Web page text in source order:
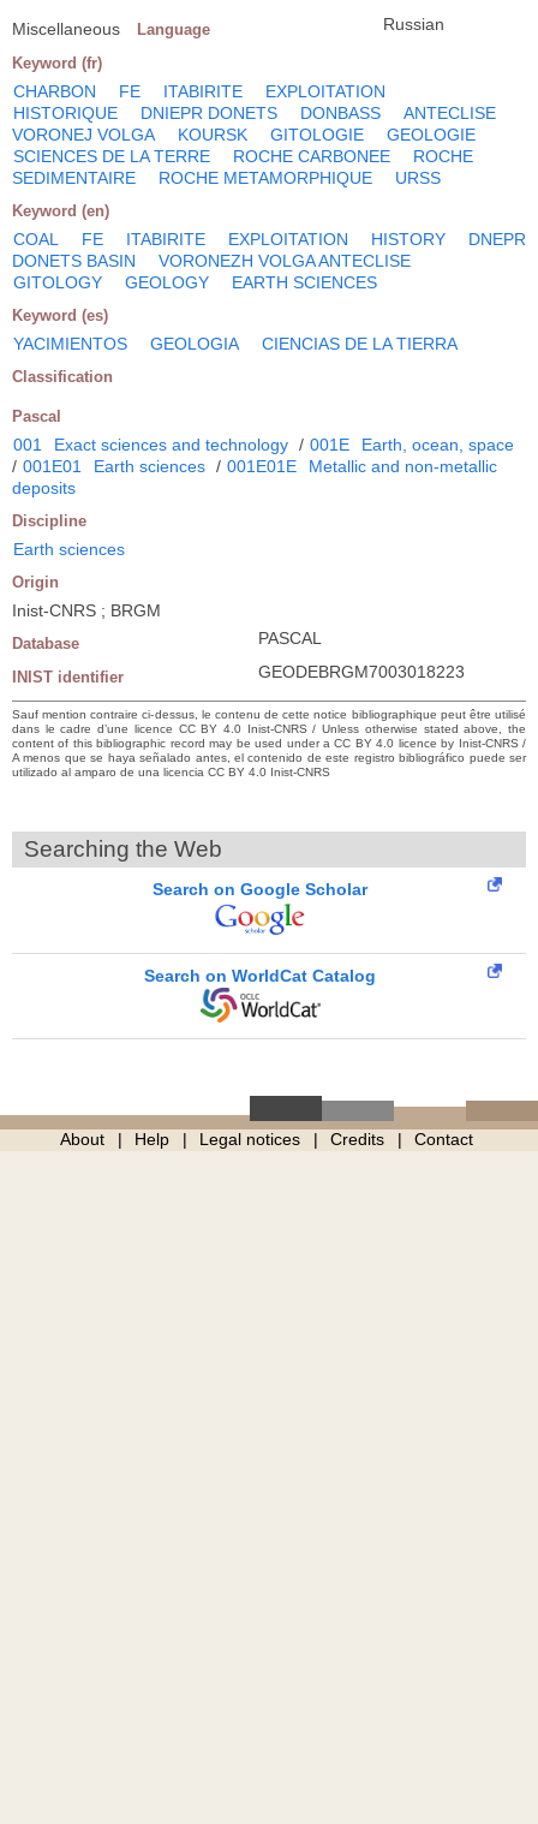
Miscellaneous Language Russian
Keyword (fr)
CHARBON FE ITABIRITE
EXPLOITATION
HISTORIQUE
DNIEPR DONETS DONBASS
ANTECLISE
VORONEJ VOLGA
KOURSK GITOLOGIE
GEOLOGIE
SCIENCES DE LA TERRE
ROCHE CARBONEE
ROCHE
SEDIMENTAIRE
ROCHE METAMORPHIQUE URSS
Keyword (en)
COAL FE ITABIRITE EXPLOITATION HISTORY
DNEPR
DONETS BASIN
VORONEZH VOLGA ANTECLISE
GITOLOGY
GEOLOGY EARTH SCIENCES
Keyword (es)
YACIMIENTOS GEOLOGIA CIENCIAS DE LA TIERRA
Classification
Pascal
001 Exact sciences and technology / 001E
Earth, ocean, space
/ 001E01 Earth sciences / 001E01E
Metallic and non-metallic
deposits
Discipline
Earth sciences
Origin
Inist-CNRS ; BRGM
Database PASCAL
INIST identifier GEODEBRGM7003018223
Sauf mention contraire ci-dessus, le contenu de cette notice bibliographique peut être utilisé
dans le cadre d’une licence CC BY 4.0 Inist-CNRS / Unless otherwise stated above, the
content of this bibliographic record may be used under a CC BY 4.0 licence by Inist-CNRS /
A menos que se haya señalado antes, el contenido de este registro bibliográfico puede ser
utilizado al amparo de una licencia CC BY 4.0 Inist-CNRS
Searching the Web
Search on Google Scholar
Search on WorldCat Catalog
About Help Legal notices Credits Contact